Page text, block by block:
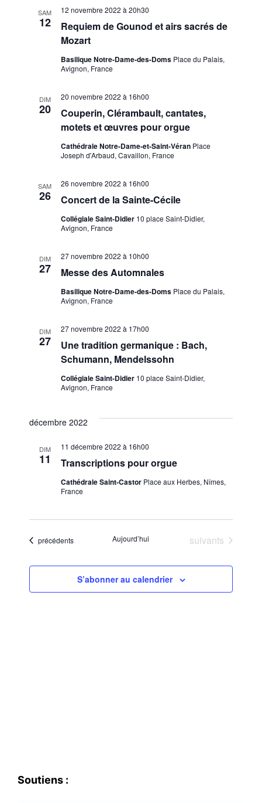
SAM
12
Requiem de Gounod et airs sacrés de
Mozart
12 novembre 2022 à 20h30
Basilique Notre-Dame-des-Doms Place du Palais,
Avignon, France
DIM
20
Couperin, Clérambault, cantates,
motets et œuvres pour orgue
20 novembre 2022 à 16h00
Cathédrale Notre-Dame-et-Saint-Véran Place
Joseph d'Arbaud, Cavaillon, France
SAM
26 Concert de la Sainte-Cécile
26 novembre 2022 à 16h00
Collégiale Saint-Didier 10 place Saint-Didier,
Avignon, France
DIM
27 Messe des Automnales
27 novembre 2022 à 10h00
Basilique Notre-Dame-des-Doms Place du Palais,
Avignon, France
DIM
27
Une tradition germanique : Bach,
Schumann, Mendelssohn
27 novembre 2022 à 17h00
Collégiale Saint-Didier 10 place Saint-Didier,
Avignon, France
décembre 2022
DIM
11 Transcriptions pour orgue
11 décembre 2022 à 16h00
Cathédrale Saint-Castor Place aux Herbes, Nîmes,
France
Évènements
précédents Aujourd’hui Évènements
suivants
S’abonner au calendrier
Soutiens :